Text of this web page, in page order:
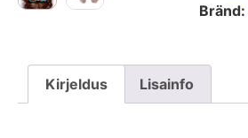
Bränd:
Kirjeldus Lisainfo